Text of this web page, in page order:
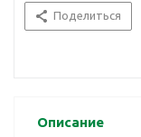
Поделиться
Описание